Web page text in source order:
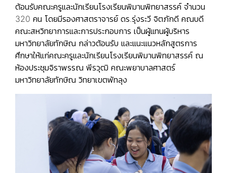
ต้อนรับคณะครูและนักเรียนโรงเรียนพิมานพิทยาสรรค์ จำนวน
320 คน โดยมีรองศาสตราจารย์ ดร.รุ่งระวี จิตภักดี คณบดี
คณะสหวิทยาการและการประกอบการ เป็นผู้แทนผู้บริหาร
มหาวิทยาลัยทักษิณ กล่าวต้อนรับ และแนะแนวหลักสูตรการ
ศึกษาให้แก่คณะครูและนักเรียนโรงเรียนพิมานพิทยาสรรค์ ณ
ห้องประชุมจิราพรรณ พีรวุฒิ คณะพยาบาลศาสตร์
มหาวิทยาลัยทักษิณ วิทยาเขตพัทลุง